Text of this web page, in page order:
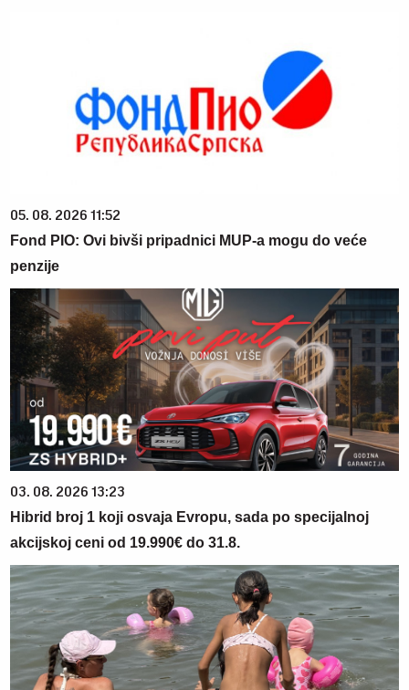
05. 08. 2026 11:52
Fond PIO: Ovi bivši pripadnici MUP-a mogu do veće
penzije
03. 08. 2026 13:23
Hibrid broj 1 koji osvaja Evropu, sada po specijalnoj
akcijskoj ceni od 19.990€ do 31.8.